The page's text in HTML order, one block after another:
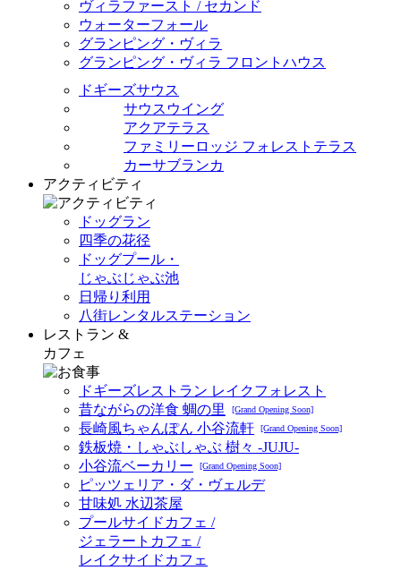
ヴィラファースト / セカンド
ウォーターフォール
グランピング・ヴィラ
グランピング・ヴィラ フロントハウス
ドギーズサウス
サウスウイング
アクアテラス
ファミリーロッジ フォレストテラス
カーサブランカ
アクティビティ
ドッグラン
四季の花径
ドッグプール・
じゃぶじゃぶ池
日帰り利用
八街レンタルステーション
レストラン &
カフェ
ドギーズレストラン レイクフォレスト
昔ながらの洋食 蜩の里
[Grand Opening Soon]
長崎風ちゃんぽん 小谷流軒 [Grand Opening Soon]
鉄板焼・しゃぶしゃぶ 樹々 -JUJU-
小谷流ベーカリー
[Grand Opening Soon]
ピッツェリア・ダ・ヴェルデ
甘味処 水辺茶屋
プールサイドカフェ /
ジェラートカフェ /
レイクサイドカフェ